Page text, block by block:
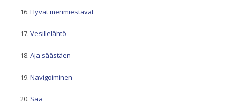
Hyvät merimiestavat
Vesillelähtö
Aja säästäen
Navigoiminen
Sää